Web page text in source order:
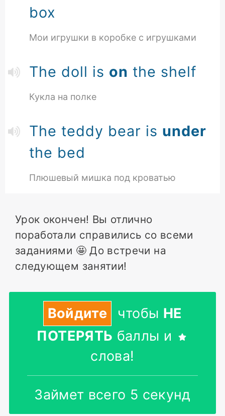
box
Мои игрушки в коробке с игрушками
The doll is on the shelf
Кукла на полке
The teddy bear is under
the bed
Плюшевый мишка под кроватью
Урок окончен! Вы отлично
поработали справились со всеми
заданиями 🤩 До встречи на
следующем занятии!
Войдите чтобы НЕ
ПОТЕРЯТЬ баллы и
слова!
Займет всего 5 секунд